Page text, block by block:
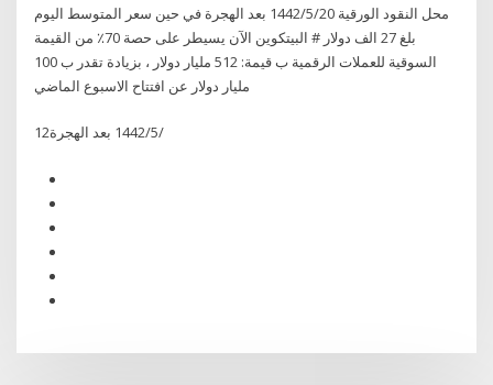
محل النقود الورقية 20‏‏/5‏‏/1442 بعد الهجرة في حين سعر المتوسط اليوم
بلغ 27 الف دولار # البيتكوين الآن يسيطر على حصة 70٪ من القيمة
السوقية للعملات الرقمية ب قيمة: 512 مليار دولار ، بزيادة تقدر ب 100
مليار دولار عن افتتاح الاسبوع الماضي
12‏‏/5‏‏/1442 بعد الهجرة